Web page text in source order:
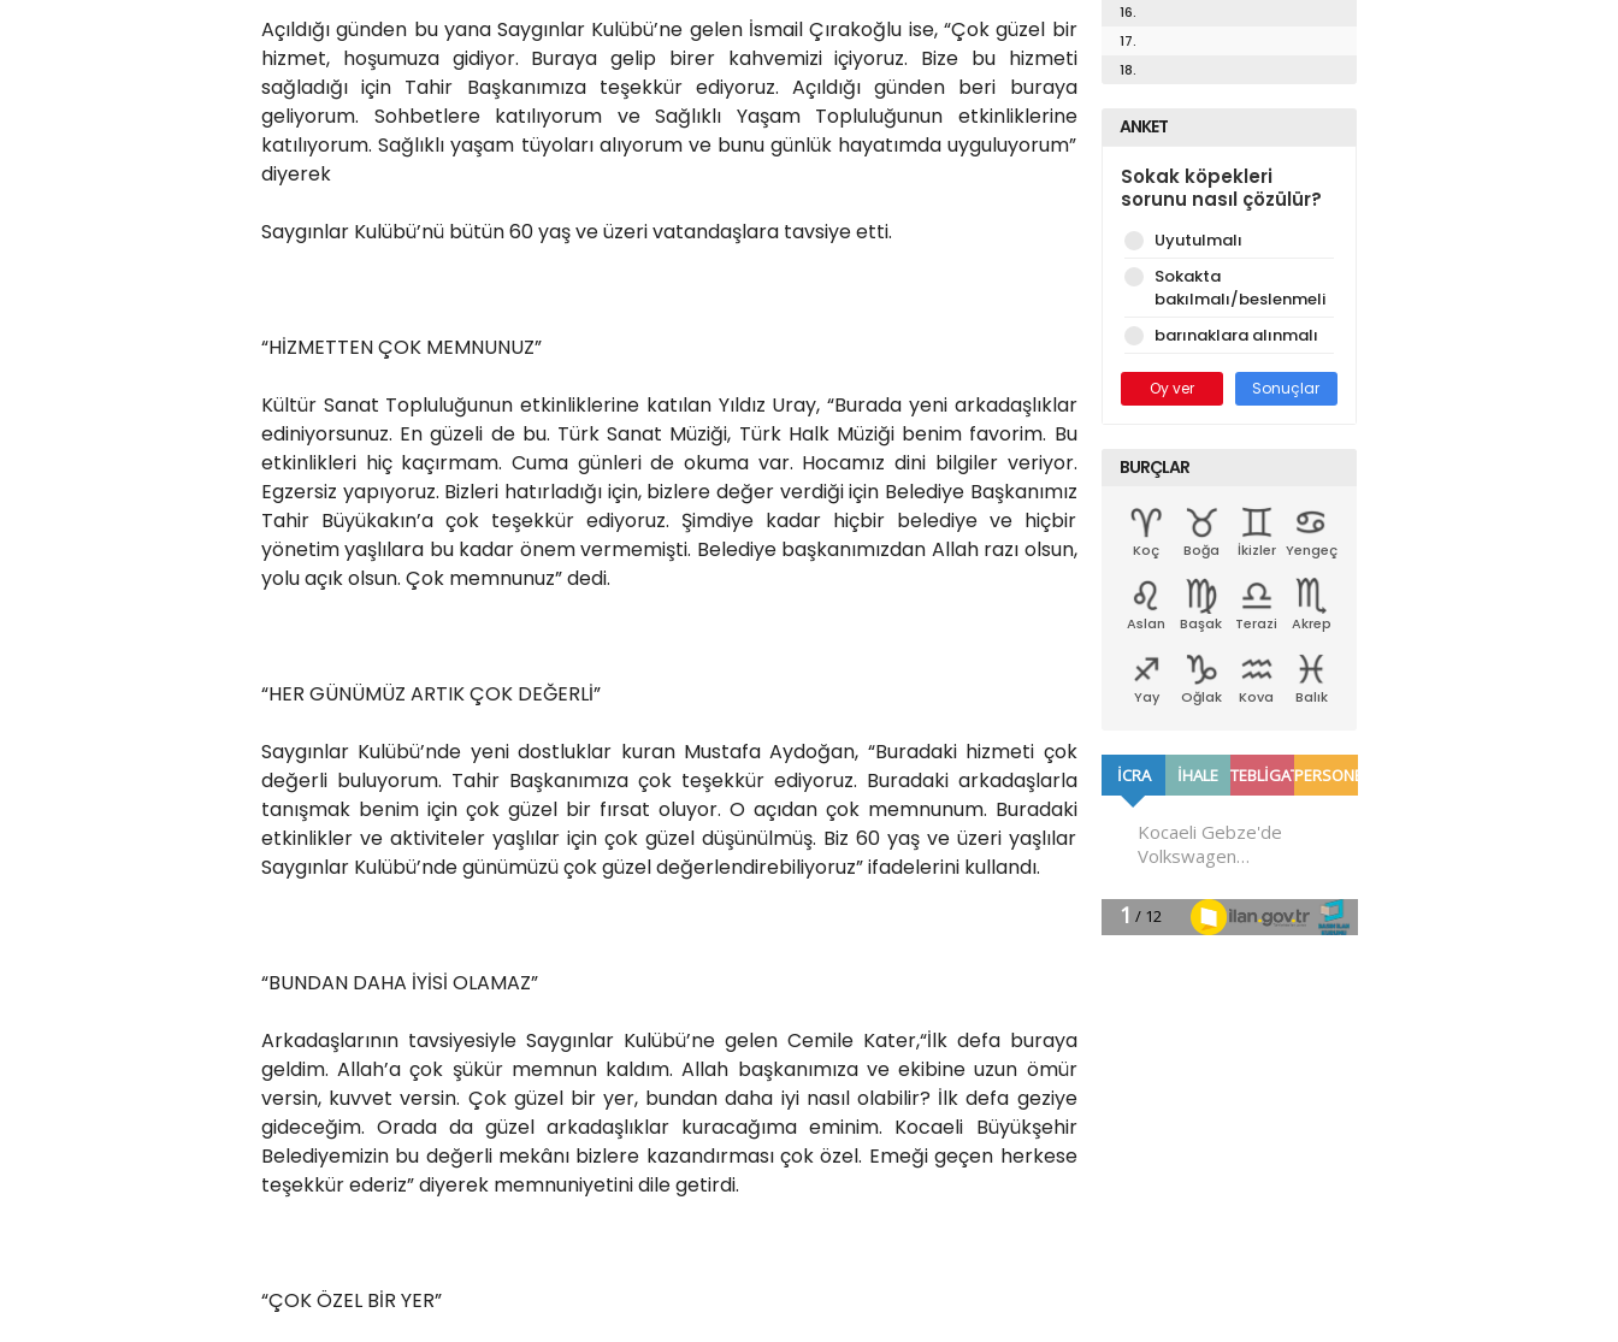
Açıldığı günden bu yana Saygınlar Kulübü’ne gelen İsmail Çırakoğlu ise, “Çok güzel bir
hizmet, hoşumuza gidiyor. Buraya gelip birer kahvemizi içiyoruz. Bize bu hizmeti
sağladığı için Tahir Başkanımıza teşekkür ediyoruz. Açıldığı günden beri buraya
geliyorum. Sohbetlere katılıyorum ve Sağlıklı Yaşam Topluluğunun etkinliklerine
katılıyorum. Sağlıklı yaşam tüyoları alıyorum ve bunu günlük hayatımda uyguluyorum”
diyerek
Saygınlar Kulübü’nü bütün 60 yaş ve üzeri vatandaşlara tavsiye etti.
“HİZMETTEN ÇOK MEMNUNUZ”
Kültür Sanat Topluluğunun etkinliklerine katılan Yıldız Uray, “Burada yeni arkadaşlıklar
ediniyorsunuz. En güzeli de bu. Türk Sanat Müziği, Türk Halk Müziği benim favorim. Bu
etkinlikleri hiç kaçırmam. Cuma günleri de okuma var. Hocamız dini bilgiler veriyor.
Egzersiz yapıyoruz. Bizleri hatırladığı için, bizlere değer verdiği için Belediye Başkanımız
Tahir Büyükakın’a çok teşekkür ediyoruz. Şimdiye kadar hiçbir belediye ve hiçbir
yönetim yaşlılara bu kadar önem vermemişti. Belediye başkanımızdan Allah razı olsun,
yolu açık olsun. Çok memnunuz” dedi.
“HER GÜNÜMÜZ ARTIK ÇOK DEĞERLİ”
Saygınlar Kulübü’nde yeni dostluklar kuran Mustafa Aydoğan, “Buradaki hizmeti çok
değerli buluyorum. Tahir Başkanımıza çok teşekkür ediyoruz. Buradaki arkadaşlarla
tanışmak benim için çok güzel bir fırsat oluyor. O açıdan çok memnunum. Buradaki
etkinlikler ve aktiviteler yaşlılar için çok güzel düşünülmüş. Biz 60 yaş ve üzeri yaşlılar
Saygınlar Kulübü’nde günümüzü çok güzel değerlendirebiliyoruz” ifadelerini kullandı.
“BUNDAN DAHA İYİSİ OLAMAZ”
Arkadaşlarının tavsiyesiyle Saygınlar Kulübü’ne gelen Cemile Kater,“İlk defa buraya
geldim. Allah’a çok şükür memnun kaldım. Allah başkanımıza ve ekibine uzun ömür
versin, kuvvet versin. Çok güzel bir yer, bundan daha iyi nasıl olabilir? İlk defa geziye
gideceğim. Orada da güzel arkadaşlıklar kuracağıma eminim. Kocaeli Büyükşehir
Belediyemizin bu değerli mekânı bizlere kazandırması çok özel. Emeği geçen herkese
teşekkür ederiz” diyerek memnuniyetini dile getirdi.
“ÇOK ÖZEL BİR YER”
16.
17.
18.
ANKET
Sokak köpekleri
sorunu nasıl çözülür?
Uyutulmalı
Sokakta
bakılmalı/beslenmeli
barınaklara alınmalı
Oy ver Sonuçlar
BURÇLAR
Koç Boğa İkizler Yengeç
Aslan Başak Terazi Akrep
Yay Oğlak Kova Balık